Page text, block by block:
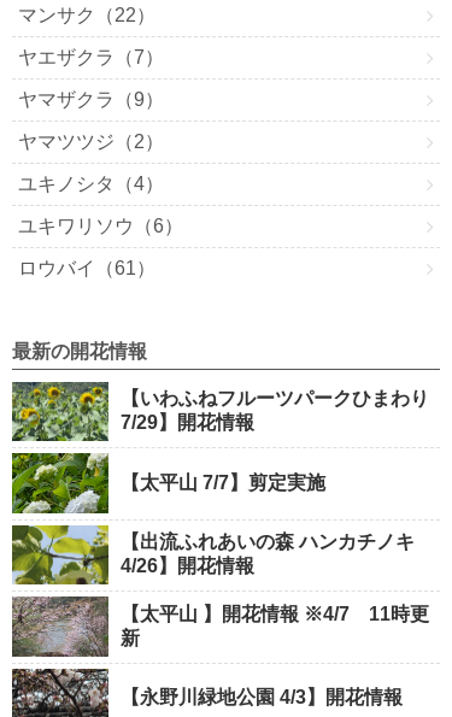
マンサク（22）
ヤエザクラ（7）
ヤマザクラ（9）
ヤマツツジ（2）
ユキノシタ（4）
ユキワリソウ（6）
ロウバイ（61）
最新の開花情報
【いわふねフルーツパークひまわり
7/29】開花情報
【太平山 7/7】剪定実施
【出流ふれあいの森 ハンカチノキ
4/26】開花情報
【太平山 】開花情報 ※4/7 11時更
新
【永野川緑地公園 4/3】開花情報